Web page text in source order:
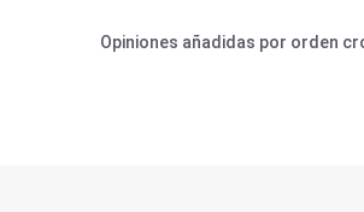
Opiniones añadidas por orden